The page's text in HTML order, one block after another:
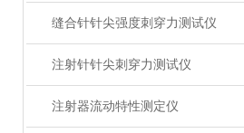
缝合针针尖强度刺穿力测试仪
注射针针尖刺穿力测试仪
注射器流动特性测定仪